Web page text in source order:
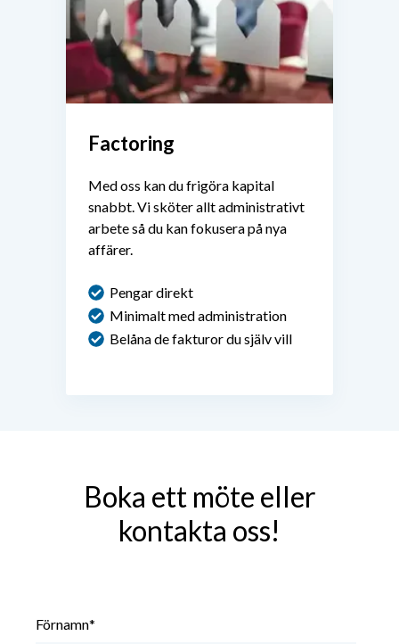
Factoring
Med oss kan du frigöra kapital
snabbt. Vi sköter allt administrativt
arbete så du kan fokusera på nya
affärer.
Pengar direkt
Minimaltmed administration
Belåna de fakturor du själv vill
Boka ett möte eller
kontakta oss!
Förnamn*